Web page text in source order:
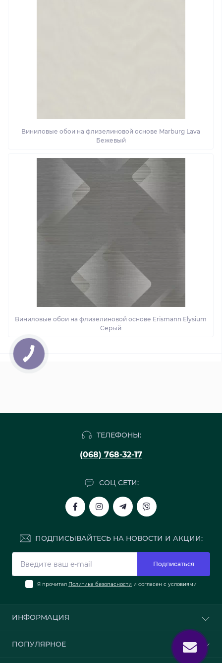
Виниловые обои на флизелиновой основе Marburg Lava
Бежевый
Виниловые обои на флизелиновой основе Erismann Elysium
Серый
ТЕЛЕФОНЫ:
(068) 768-32-17
СОЦ СЕТИ:
ПОДПИСЫВАЙТЕСЬ НА НОВОСТИ И АКЦИИ:
Подписаться
Я прочитал Политика безопасности и согласен с условиями
ИНФОРМАЦИЯ
Доставка и оплата
ПОПУЛЯРНОЕ